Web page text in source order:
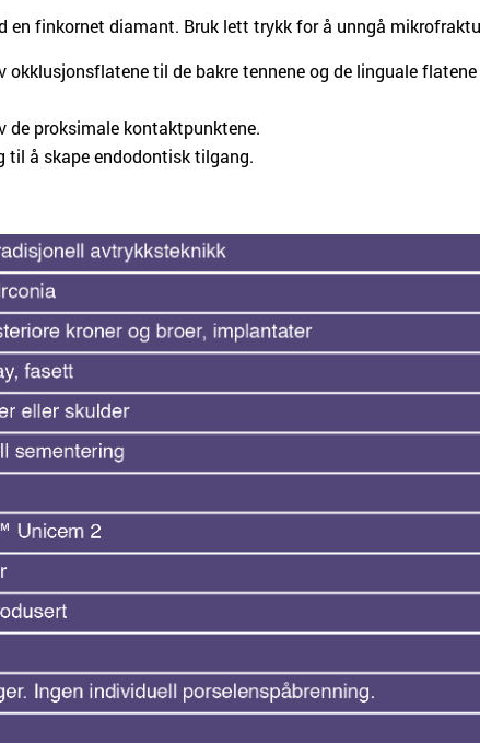
en finkornet diamant. Bruk lett trykk for å unngå
til de bakre tennene og de linguale
de proksimale kontaktpunktene.
til å skape endodontisk tilgang.